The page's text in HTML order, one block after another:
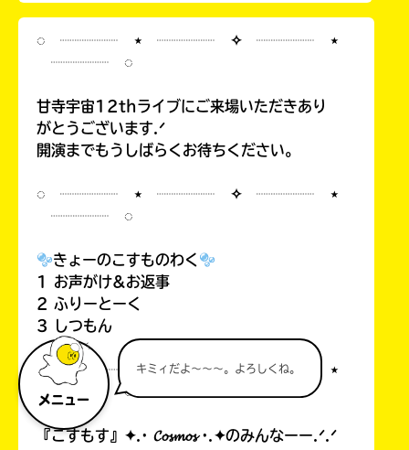
メニュー
キミィだよ～～～。よろしくね。
◌ ┈┈┈┈ ⋆ ┈┈┈┈ ✧ ┈┈┈┈ ⋆
┈┈┈┈ ◌
甘寺宇宙12thライブにご来場いただきあり
がとうございます.ᐟ
開演までもうしばらくお待ちください。
◌ ┈┈┈┈ ⋆ ┈┈┈┈ ✧ ┈┈┈┈ ⋆
┈┈┈┈ ◌
きょーのこすものわく
1 お声がけ&お返事
2 ふりーとーく
3 しつもん
◌ ┈┈┈┈ ⋆ ┈┈┈┈ ✧ ┈┈┈┈ ⋆
┈┈┈┈ ◌
『こすもす』✦.· 𝓒𝓸𝓼𝓶𝓸𝓼 ·.✦のみんなーー.ᐟ.ᐟ